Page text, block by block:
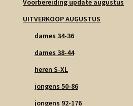
Voorbereiding update augustus
UITVERKOOP AUGUSTUS
dames 34-36
dames 38-44
heren S-XL
jongens 50-86
jongens 92-176